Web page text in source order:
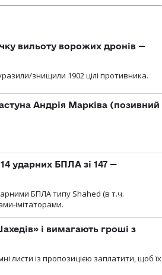
вильоту ворожих дронів —
знищили 1902 цілі противника.
Андрія Марківа (позивний
ударних БПЛА зі 147 —
БПЛА типу Shahed (в т.ч.
імітаторами.
і вимагають гроші з
листи із пропозицією заплатити, щоб їх